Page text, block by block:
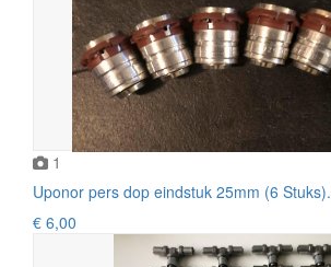
1
Uponor pers dop eindstuk 25mm (6 Stuks).
€ 6,00